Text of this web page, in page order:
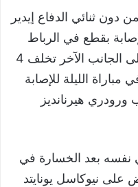
دون ثنائي الدفاع إيدير
بقطع في الرباط
الصليبي خلال بداية الموسم، وعلى الجانب الآخر تخلف 4
الليلة للإصابة
هيرنانديز
نفسه بعد الخسارة في
على نيوكاسل يونايتد